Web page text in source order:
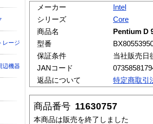
メーカー
Intel
シリーズ
Core
商品名
Pentium D
型番
保証条件
当社販売日
JANコード
返品について
特定商取引
商品番号 11630757
本商品は販売を終了しました
レージ
辺機器